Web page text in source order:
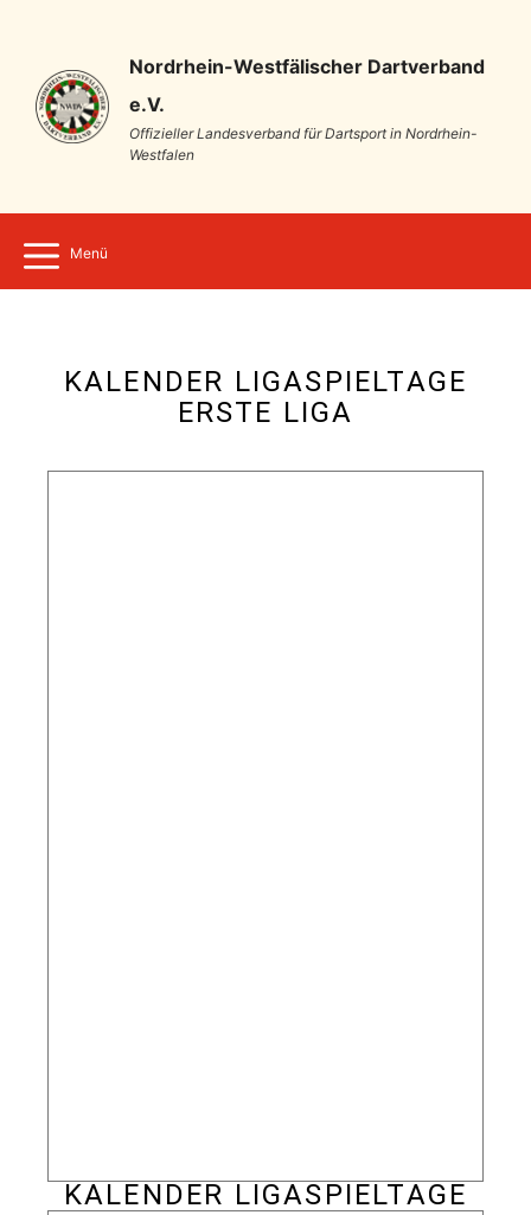
Nordrhein-Westfälischer Dartverband
e.V.
Offizieller Landesverband für Dartsport in Nordrhein-
Westfalen
Menü
KALENDER LIGASPIELTAGE
ERSTE LIGA
KALENDER LIGASPIELTAGE